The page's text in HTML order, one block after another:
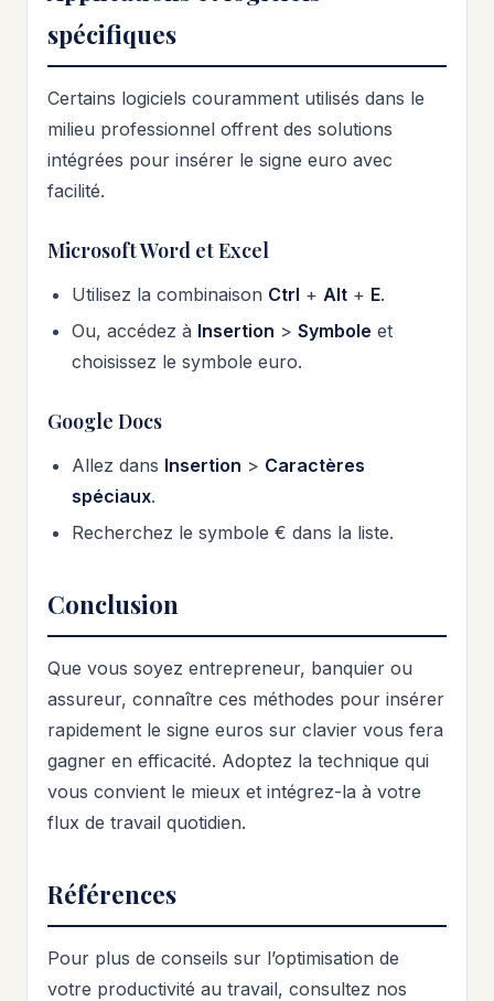
spécifiques
Certains logiciels couramment utilisés dans le
milieu professionnel offrent des solutions
intégrées pour insérer le signe euro avec
facilité.
Microsoft Word et Excel
Utilisez la combinaison Ctrl + Alt + E.
Ou, accédez à Insertion > Symbole et
choisissez le symbole euro.
Google Docs
Allez dans Insertion > Caractères
spéciaux.
Recherchez le symbole € dans la liste.
Conclusion
Que vous soyez entrepreneur, banquier ou
assureur, connaître ces méthodes pour insérer
rapidement le signe euros sur clavier vous fera
gagner en efficacité. Adoptez la technique qui
vous convient le mieux et intégrez-la à votre
flux de travail quotidien.
Références
Pour plus de conseils sur l’optimisation de
votre productivité au travail, consultez nos